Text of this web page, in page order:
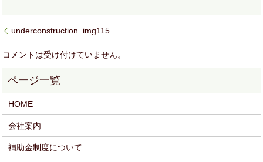
underconstruction_img115
コメントは受け付けていません。
HOME
会社案内
補助金制度について